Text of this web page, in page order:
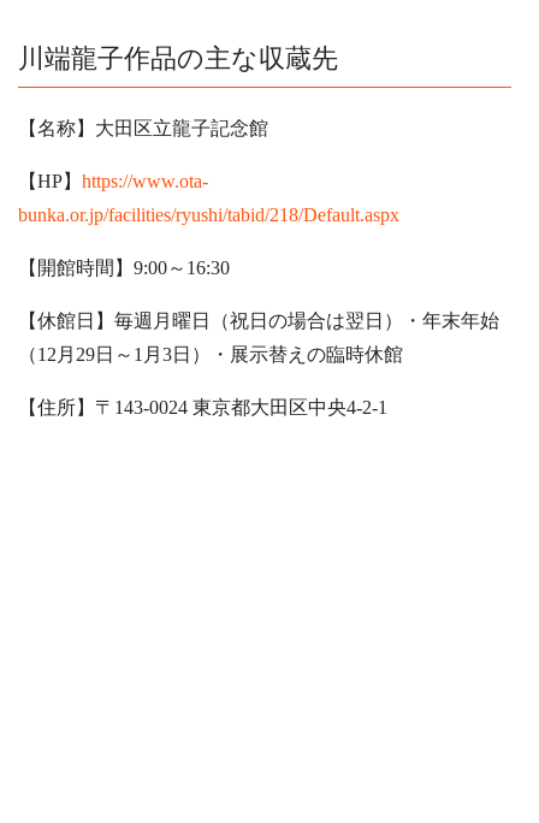
川端龍子作品の主な収蔵先
【名称】大田区立龍子記念館
【HP】 https://www.ota-
bunka.or.jp/facilities/ryushi/tabid/218/Default.aspx
【開館時間】9:00～16:30
【休館日】毎週月曜日（祝日の場合は翌日）・年末年始
（12月29日～1月3日）・展示替えの臨時休館
【住所】〒143-0024 東京都大田区中央4-2-1